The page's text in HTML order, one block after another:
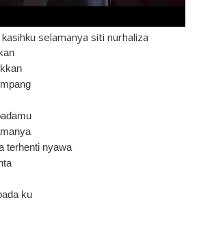
selamanya siti nurhaliza
terhenti nyawa
ku